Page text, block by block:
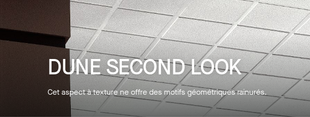
DUNE SECOND LOOK
Cet aspect à texture ne offre des motifs géométriques rainurés.